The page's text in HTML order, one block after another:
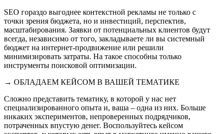
SEO гораздо выгоднее контекстной рекламы не только с
точки зрения бюджета, но и инвестиций, перспектив,
масштабирования. Заявки от потенциальных клиентов будут
всегда, независимо от того, закладываете ли вы системный
бюджет на интернет-продвижение или решили
минимизировать затраты. На такое способны только
инструменты поисковой оптимизации.
→ ОБЛАДАЕМ КЕЙСОМ В ВАШЕЙ ТЕМАТИКЕ
Сложно представить тематику, в которой у нас нет
специализированного опыта и, ваша – одна из них. Больше
никаких экспериментов, непроверенных подрядчиков,
потраченных впустую денег. Воспользуйтесь кейсом